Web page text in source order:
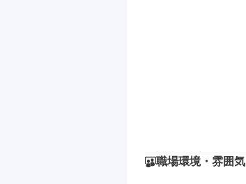
職場環境・雰囲気